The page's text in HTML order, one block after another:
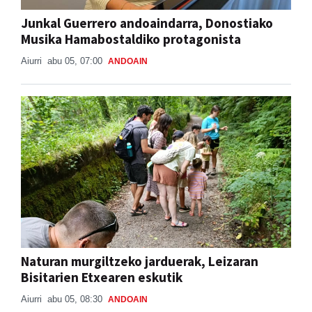
Junkal Guerrero andoaindarra, Donostiako
Musika Hamabostaldiko protagonista
Aiurri abu 05, 07:00 ANDOAIN
Naturan murgiltzeko jarduerak, Leizaran
Bisitarien Etxearen eskutik
Aiurri abu 05, 08:30 ANDOAIN